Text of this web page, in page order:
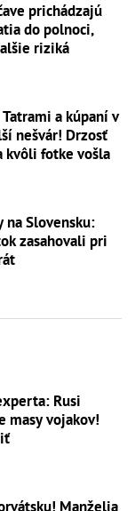
prichádzajú
do polnoci,
riziká
a kúpaní v
nešvár! Drzosť
kvôli fotke vošla
na Slovensku:
zasahovali pri
Rusi
masy vojakov!
Manželia